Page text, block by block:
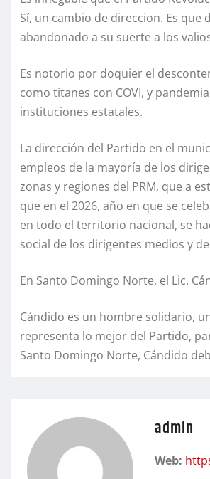
Sí, un cambio de direccion. Es
abandonado a su suerte a los
Es notorio por doquier el
como titanes con COVI, y
instituciones estatales.
La dirección del Partido en el
empleos de la mayoría de los
zonas y regiones del PRM, que a
que en el 2026, año en que se
en todo el territorio nacional, se
social de los dirigentes medios y
En Santo Domingo Norte, el Lic.
Cándido es un hombre solidario,
representa lo mejor del Partido,
Santo Domingo Norte, Cándido
admin
Web: